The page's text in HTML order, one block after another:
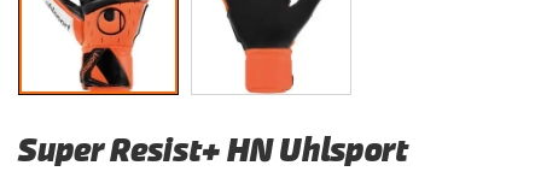
Super Resist+ HN Uhlsport